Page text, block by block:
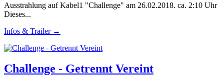
Ausstrahlung auf Kabel1 "Challenge" am 26.02.2018. ca. 2:10 Uhr
Dieses...
Infos & Trailer →
Challenge - Getrennt Vereint